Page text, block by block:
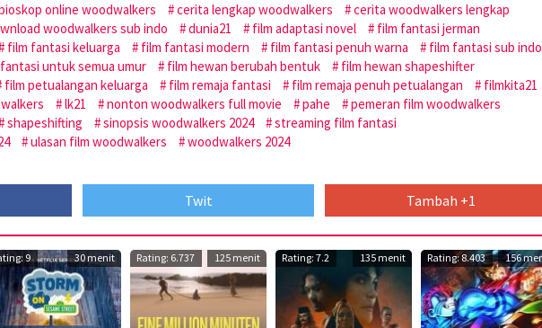
online woodwalkers cerita lengkap woodwalkers
cerita woodwalkers lengkap
woodwalkers sub indo dunia21 film adaptasi novel
film fantasi jerman
film fantasi keluarga film fantasi modern film fantasi penuh warna
film fantasi sub indo
untuk semua umur film hewan berubah bentuk
film hewan shapeshifter
film petualangan keluarga film remaja fantasi film remaja penuh petualangan
filmkita21
lk21 nonton woodwalkers full movie pahe
pemeran film woodwalkers
shapeshifting sinopsis woodwalkers 2024
streaming film fantasi
ulasan film woodwalkers
woodwalkers 2024
Twit
Tambah +1
9 30 menit Rating: 6.737 125 menit Rating: 7.2 135 menit Rating: 8.403 156